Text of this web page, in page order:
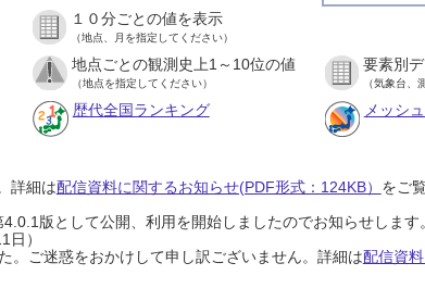
１０分ごとの値を表示
（地点、月を指定してください）
地点ごとの観測史上1～10位の値
（地点を指定してください）
要素別
（気象台、
歴代全国ランキング メッシ
詳細は配信資料に関するお知らせ(PDF形式：124KB） をご
版として公開、利用を開始しましたのでお知らせします
）
。ご迷惑をおかけして申し訳ございません。詳細は配信資